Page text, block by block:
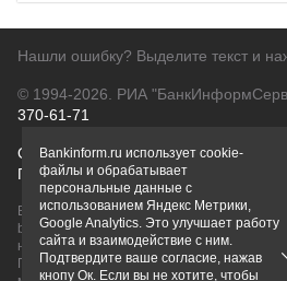
Нашли ошибку? Выделите текст и
© 1994-2026. РИА
370-61-71
О проектеПолитика
Правовая информацияДля
Вся информация о продуктах банков,
bankinform.ru, носит исключительно
не является публичной офертой,
ГК РФ. Информация не содержит точного
Bankinform.ru использует cookie-
файлы и обрабатывает
персональные данные с
использованием Яндекс Метрики,
Google Analytics. Это улучшает работу
сайта и взаимодействие с ним.
Подтвердите ваше согласие, нажав
кнопу Ок. Если вы не хотите, чтобы